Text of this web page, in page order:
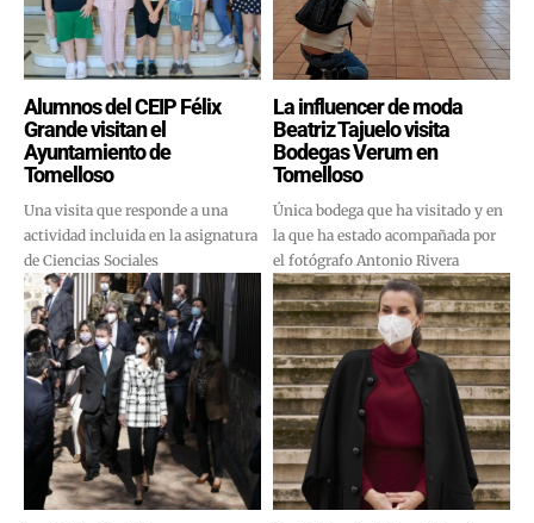
Alumnos del CEIP Félix
Grande visitan el
Ayuntamiento de
Tomelloso
Una visita que responde a una
actividad incluida en la asignatura
de Ciencias Sociales
La influencer de moda
Beatriz Tajuelo visita
Bodegas Verum en
Tomelloso
Única bodega que ha visitado y en
la que ha estado acompañada por
el fotógrafo Antonio Rivera